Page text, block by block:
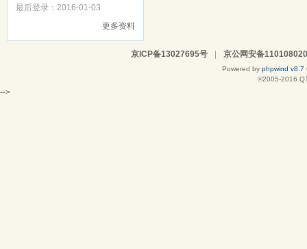
最后登录：2016-01-03
更多资料
京ICP备13027695号 京公网安备
Powered by phpwind v8.7
©2005-2016
-->